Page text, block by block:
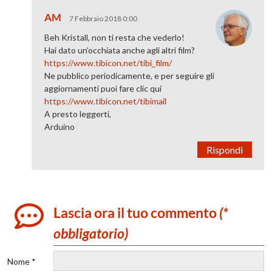
AM 7 Febbraio 2018 0:00
Beh Kristall, non ti resta che vederlo!
Hai dato un’occhiata anche agli altri film?
https://www.tibicon.net/tibi_film/
Ne pubblico periodicamente, e per seguire gli
aggiornamenti puoi fare clic qui
https://www.tibicon.net/tibimail
A presto leggerti,
Arduino
Rispondi
Lascia ora il tuo commento(*
obbligatorio)
Nome *